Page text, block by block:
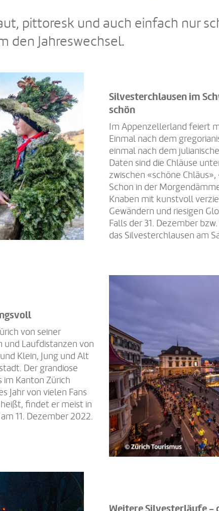
pittoresk und auch einfach nur
den Jahreswechsel.
Silvesterchlausen im
schön
Im Appenzellerland feiert
Einmal nach dem
einmal nach dem
Daten sind die Chläuse
zwischen «schöne
Schon in der
Knaben mit kunstvoll
Gewändern und riesigen
Falls der 31. Dezember
das Silvesterchlausen am
von seiner
und Laufdistanzen von
Klein, Jung und Alt
Der grandiose
Kanton Zürich
Jahr von vielen Fans
findet er meist in
11. Dezember 2022.